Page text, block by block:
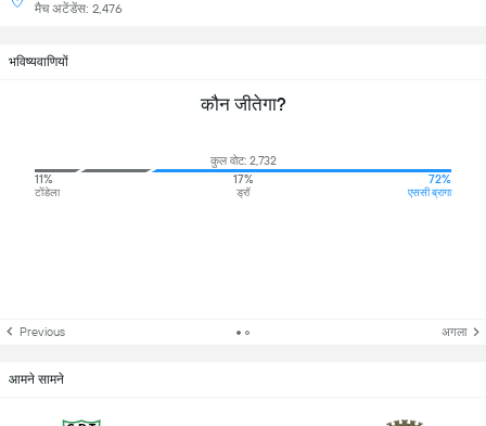
मैच अटेंडेंस: 2,476
भविष्यवाणियों
कौन जीतेगा?
कुल वोट: 2,732
11%
टोंडेला
17%
ड्रॉ
72%
एससी ब्रागा
Previous अगला
आमने सामने